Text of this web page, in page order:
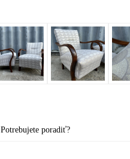
Potrebujete poradiť?